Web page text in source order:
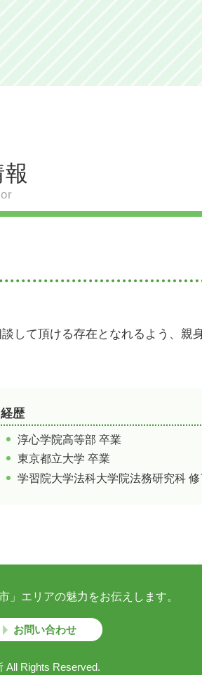
味
姫路 パワー
姫路 射楯兵
姫路 広峯神
書写山圓教
破磐神社 パ
して頂ける存在となれるよう、親
経歴
淳心学院高等部 卒業
東京都立大学 卒業
学習院大学法科大学院法務研究科 修
」エリアの魅力をお伝えします。
お問い合わせ
All Rights Reserved.